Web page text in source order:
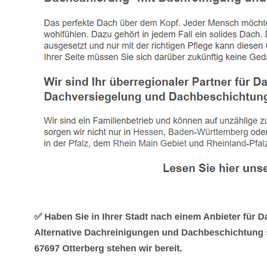
✅ Haben Sie in Ihrer Stadt nach einem Anbieter für
Alternative Dachreinigungen und
67697 Otterberg stehen wir bereit.